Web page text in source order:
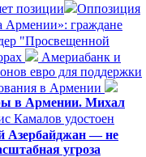
позиции
Оппозиция
Армении»: граждане
"Просвещенной
Америабанк и
евро для поддержки
в Армении
в Армении. Михал
Камалов удостоен
Азербайджан — не
угроза